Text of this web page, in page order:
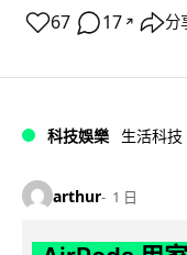
67 17 ↗ 分
科技娛樂 生活科技
arthur 1 日